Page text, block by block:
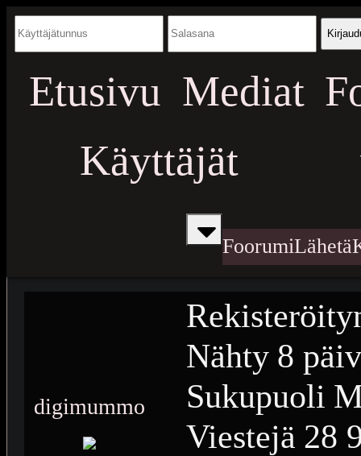
Etusivu Mediat
Käyttäjät
FoorumiLähetä
digimummo
Nähty 8
Sukupuoli
Viestejä 28